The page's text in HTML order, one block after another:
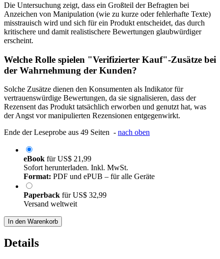
Die Untersuchung zeigt, dass ein Großteil der Befragten bei
Anzeichen von Manipulation (wie zu kurze oder fehlerhafte Texte)
misstrauisch wird und sich für ein Produkt entscheidet, das durch
kritischere und damit realistischere Bewertungen glaubwürdiger
erscheint.
Welche Rolle spielen "Verifizierter Kauf"-Zusätze bei
der Wahrnehmung der Kunden?
Solche Zusätze dienen den Konsumenten als Indikator für
vertrauenswürdige Bewertungen, da sie signalisieren, dass der
Rezensent das Produkt tatsächlich erworben und genutzt hat, was
der Angst vor manipulierten Rezensionen entgegenwirkt.
Ende der Leseprobe aus 49 Seiten - nach oben
eBook fürUS$ 21,99
Sofort herunterladen. Inkl. MwSt.
Format: PDF und ePUB – für alle Geräte
Paperback fürUS$ 32,99
Versand weltweit
In den Warenkorb
Details